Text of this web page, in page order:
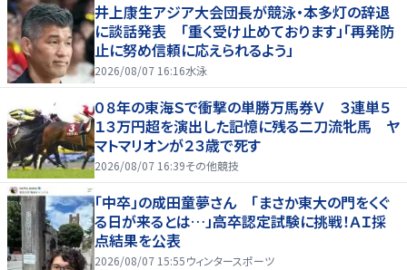
井上康生アジア大会団長が競泳・本多灯の辞退
に談話発表 「重く受け止めております」「再発防
止に努め信頼に応えられるよう」
2026/08/07 16:16水泳
０８年の東海Ｓで衝撃の単勝万馬券Ｖ ３連単５
１３万円超を演出した記憶に残る二刀流牝馬 ヤ
マトマリオンが２３歳で死す
2026/08/07 16:39その他競技
「中卒」の成田童夢さん 「まさか東大の門をくぐ
る日が来るとは…」高卒認定試験に挑戦！ＡＩ採
点結果を公表
2026/08/07 15:55ウィンタースポーツ